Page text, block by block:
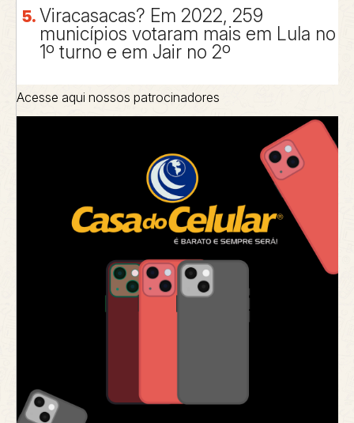
Viracasacas? Em 2022, 259
municípios votaram mais em Lula no
1º turno e em Jair no 2º
Acesse aqui nossos patrocinadores